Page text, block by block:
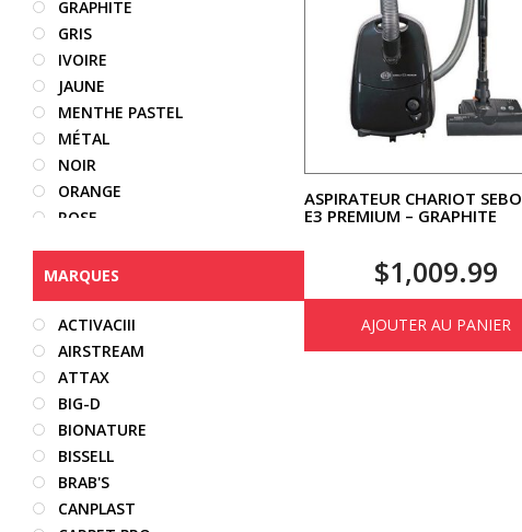
GRAPHITE
GRIS
IVOIRE
JAUNE
MENTHE PASTEL
MÉTAL
NOIR
ORANGE
ROSE
ROUGE
TAUPE
TRANSLUCIDE
VERT
VIOLET
MARQUES
ACTIVACIII
AIRSTREAM
ATTAX
BIG-D
BIONATURE
BISSELL
BRAB'S
CANPLAST
ASPIRATEUR CHARIOT SEBO
E3 PREMIUM – GRAPHITE
$1,009.99
AJOUTER AU PANIER